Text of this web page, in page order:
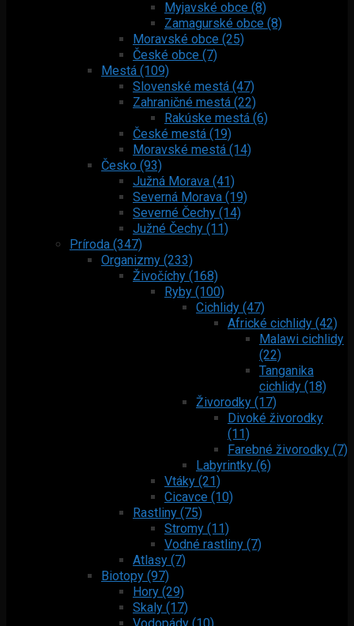
Myjavské obce (8)
Zamagurské obce (8)
Moravské obce (25)
České obce (7)
Mestá (109)
Slovenské mestá (47)
Zahraničné mestá (22)
Rakúske mestá (6)
České mestá (19)
Moravské mestá (14)
Česko (93)
Južná Morava (41)
Severná Morava (19)
Severné Čechy (14)
Južné Čechy (11)
Príroda (347)
Organizmy (233)
Živočíchy (168)
Ryby (100)
Cichlidy (47)
Africké cichlidy (42)
Malawi cichlidy
(22)
Tanganika
cichlidy (18)
Živorodky (17)
Divoké živorodky
(11)
Farebné živorodky (7)
Labyrintky (6)
Vtáky (21)
Cicavce (10)
Rastliny (75)
Stromy (11)
Vodné rastliny (7)
Atlasy (7)
Biotopy (97)
Hory (29)
Skaly (17)